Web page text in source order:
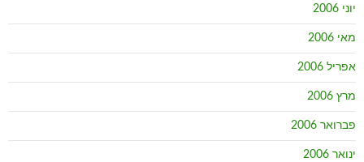
יוני 2006
מאי 2006
אפריל 2006
מרץ 2006
פברואר 2006
ינואר 2006